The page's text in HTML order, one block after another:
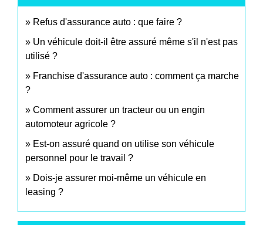
Refus d'assurance auto : que faire ?
Un véhicule doit-il être assuré même s'il n'est pas
utilisé ?
Franchise d'assurance auto : comment ça marche
?
Comment assurer un tracteur ou un engin
automoteur agricole ?
Est-on assuré quand on utilise son véhicule
personnel pour le travail ?
Dois-je assurer moi-même un véhicule en
leasing ?